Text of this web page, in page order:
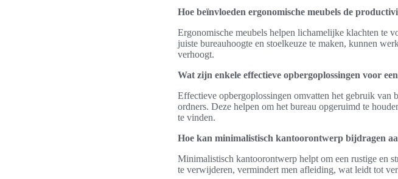
Hoe beïnvloeden ergonomische meubels de
Ergonomische meubels helpen lichamelijke klachten te
juiste bureauhoogte en stoelkeuze te maken, kunnen
verhoogt.
Wat zijn enkele effectieve opbergoplossingen voor
Effectieve opbergoplossingen omvatten het gebruik van
ordners. Deze helpen om het bureau opgeruimd te
te vinden.
Hoe kan minimalistisch kantoorontwerp bijdragen
Minimalistisch kantoorontwerp helpt om een rustige en
te verwijderen, vermindert men afleiding, wat leidt tot